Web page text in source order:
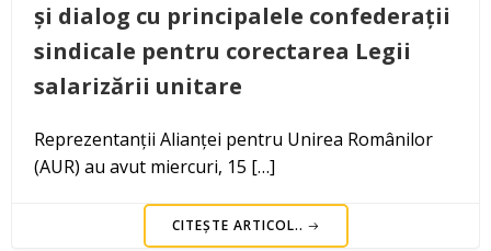
și dialog cu principalele confederații
sindicale pentru corectarea Legii
salarizării unitare
Reprezentanții Alianței pentru Unirea Românilor
(AUR) au avut miercuri, 15 […]
CITEȘTE ARTICOL..